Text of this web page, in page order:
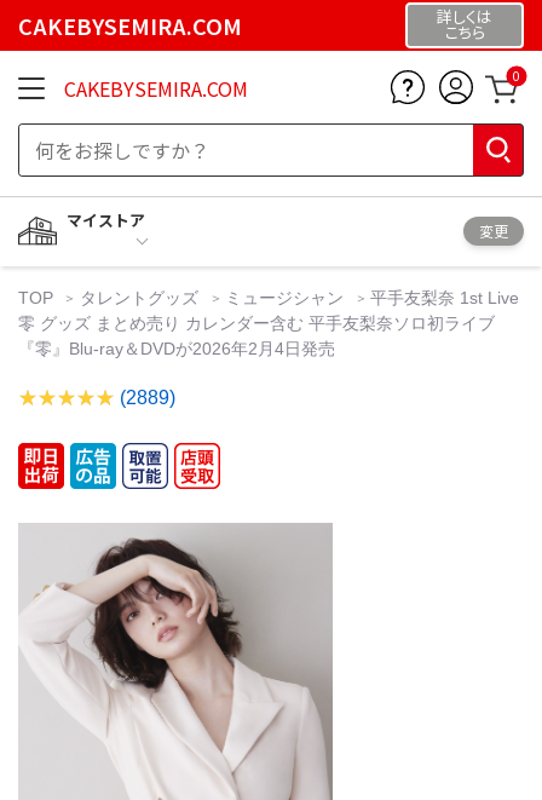
CAKEBYSEMIRA.COM 詳しくは
こちら
CAKEBYSEMIRA.COM 0
マイストア
変更
TOP タレントグッズ ミュージシャン
平手友梨奈 1st Live
零 グッズ まとめ売り カレンダー含む 平手友梨奈ソロ初ライブ
『零』Blu-ray＆DVDが2026年2月4日発売
(2889)